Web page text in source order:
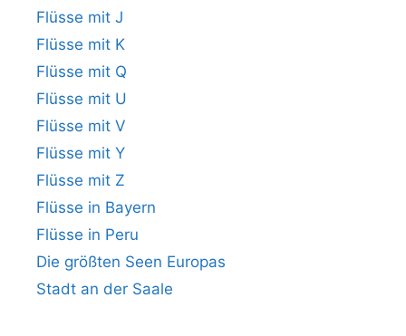
Flüsse mit J
Flüsse mit K
Flüsse mit Q
Flüsse mit U
Flüsse mit V
Flüsse mit Y
Flüsse mit Z
Flüsse in Bayern
Flüsse in Peru
Die größten Seen Europas
Stadt an der Saale